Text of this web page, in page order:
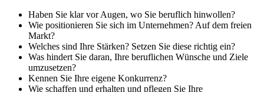
Haben Sie klar vor Augen, wo Sie beruflich hinwollen?
Wie positionieren Sie sich im Unternehmen? Auf dem freien
Markt?
Welches sind Ihre Stärken? Setzen Sie diese richtig ein?
Was hindert Sie daran, Ihre beruflichen Wünsche und Ziele
umzusetzen?
Kennen Sie Ihre eigene Konkurrenz?
Wie schaffen und erhalten und pflegen Sie Ihre